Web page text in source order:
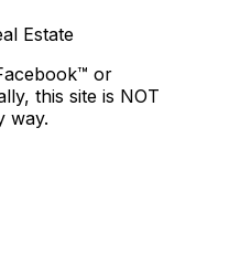
Estate
or
this site is NOT
way.